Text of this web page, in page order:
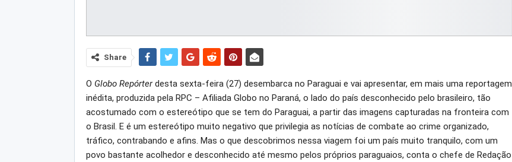
Share
O Globo Repórterdesta sexta-feira (27) desembarca no Paraguai e vai apresentar, em mais uma reportagem
inédita, produzida pela RPC – Afiliada Globo no Paraná, o lado do país desconhecido pelo brasileiro, tão
acostumado com o estereótipo que se tem do Paraguai, a partir das imagens capturadas na fronteira com
o Brasil. E é um estereótipo muito negativo que privilegia as notícias de combate ao crime organizado,
tráfico, contrabando e afins. Mas o que descobrimos nessa viagem foi um país muito tranquilo, com um
povo bastante acolhedor e desconhecido até mesmo pelos próprios paraguaios, conta o chefe de Redação